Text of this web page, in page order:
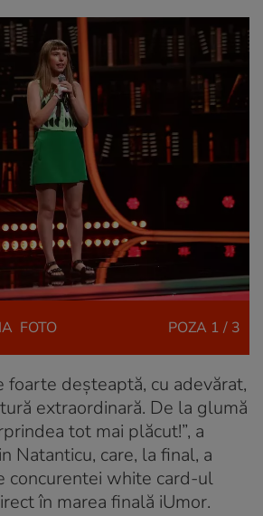
FOTO POZA 1 / 3
foarte deșteaptă, cu adevărat,
extraordinară. De la glumă
tot mai plăcut!”, a
Natanticu, care, la final, a
concurentei white card-ul
în marea finală iUmor.